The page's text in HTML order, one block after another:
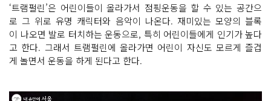
‘트램펄린’은 어린이들이 올라가서 점핑운동을 할 수 있는 공간으
로 그 위로 유명 캐릭터와 음악이 나온다. 재미있는 모양의 블록
이 나오면 발로 터치하는 운동으로, 특히 어린이들에게 인기가 높다
고 한다. 그래서 트램펄린에 올라가면 어린이 자신도 모르게 즐겁
게 놀면서 운동을 하게 된다고 한다.